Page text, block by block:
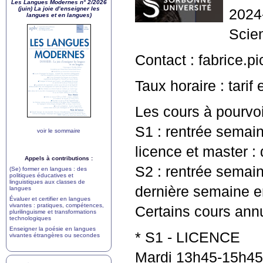
Contact :
Taux horaire : tarif
Les cours à
S1 : rentrée
licence et master :
S2 : rentrée
dernière semaine
Certains cours
* S1 - LICENCE
Mardi 13h45-15h45
Les Langues Modernes n° 2/2026
(juin) La joie d’enseigner les
langues et en langues)
voir le sommaire
Appels à contributions :
(Se) former en langues : des
politiques éducatives et
linguistiques aux classes de
langues
Évaluer et certifier en langues
vivantes : pratiques, compétences,
plurilinguisme et transformations
technologiques
Enseigner la poésie en langues
vivantes étrangères ou secondes